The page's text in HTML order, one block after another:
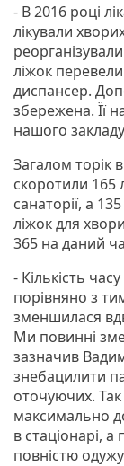
- В 2016 році
лікували
ліжок
диспансер.
збережена. Її
нашого
Загалом торік
скоротили 165
санаторії, а
ліжок для
365 на даний
- Кількість
порівняно з
зменшилася
Ми повинні
зазначив
знебацилити
оточуючих. Так
максимально
в стаціонарі, а
повністю